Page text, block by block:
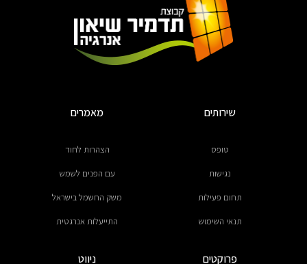
שירותים
טופס
נגישות
תחום פעילות
תנאי השימוש
מאמרים
הצהרות לחוד
עם הפנים לשמש
משק החשמל בישראל
התייעלות אנרגטית
פרוקטים ניווט